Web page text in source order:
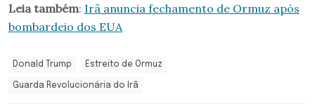
Leia também: Irã anuncia fechamento de Ormuz após
bombardeio dos EUA
Donald Trump Estreito de Ormuz
Guarda Revolucionária do Irã